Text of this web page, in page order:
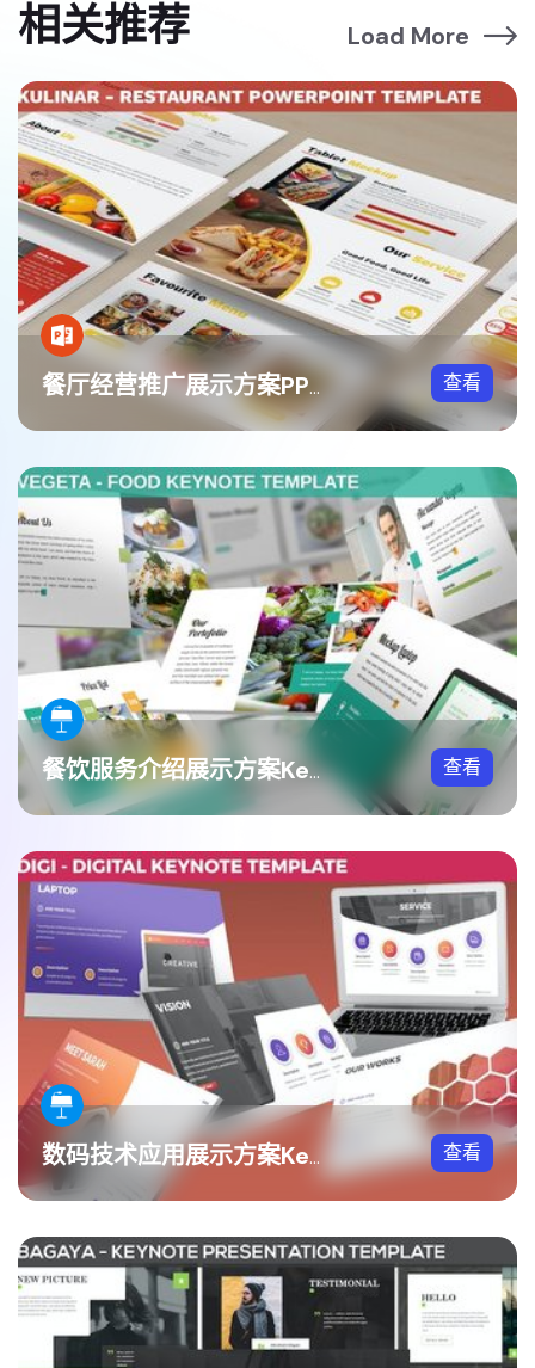
相关推荐 Load More
餐厅经营推广展示方案PPT模板 查看
餐饮服务介绍展示方案Keynote模板 查看
数码技术应用展示方案Keynote模板 查看